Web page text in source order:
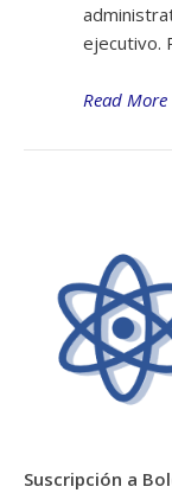
ejecutivo.
Read More
Suscripción a